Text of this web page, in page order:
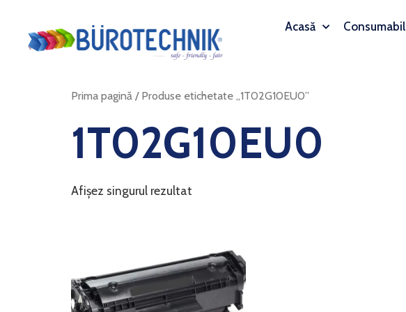
Acasă
Prima pagină / Produse etichetate „1T02G10EU0”
1T02G10EU0
Afișez singurul rezultat